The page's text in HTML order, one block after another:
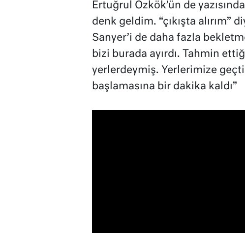
Ertuğrul Özkök’ün de
denk geldim. “çıkışta alırım”
Sanyer’i de daha fazla
bizi burada ayırdı. Tahmin
yerlerdeymiş. Yerlerimize
başlamasına bir dakika kaldı”